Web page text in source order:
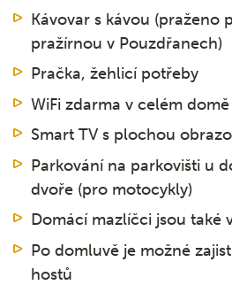
Kávovar s kávou (praženo
pražírnou v Pouzdřanech)
Pračka, žehlicí potřeby
WiFi zdarma v celém domě
Smart TV s plochou
Parkování na parkovišti u
dvoře (pro motocykly)
Domácí mazlíčci jsou také
Po domluvě je možné
hostů